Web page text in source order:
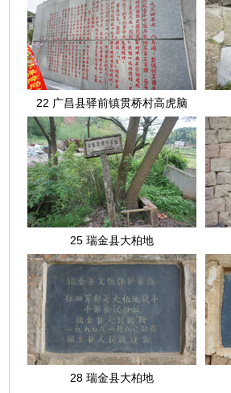
22 广昌县驿前镇贯桥村高虎脑
25 瑞金县大柏地
28 瑞金县大柏地